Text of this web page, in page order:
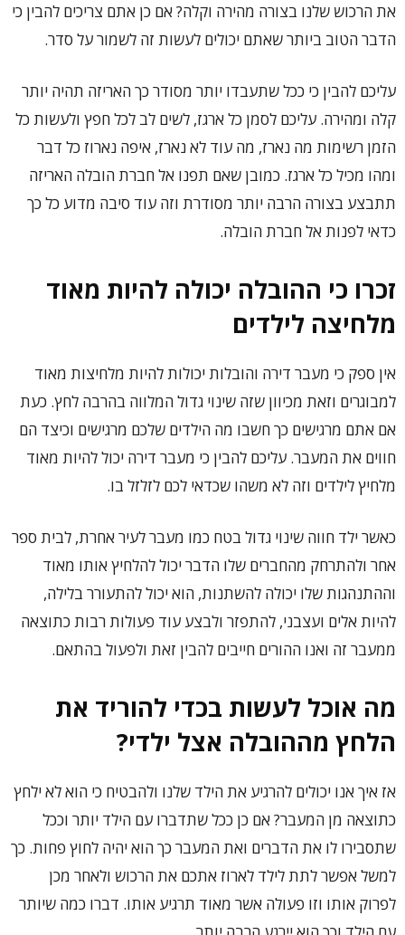
את הרכוש שלנו בצורה מהירה וקלה? אם כן אתם צריכים להבין כי
הדבר הטוב ביותר שאתם יכולים לעשות זה לשמור על סדר.
עליכם להבין כי ככל שתעבדו יותר מסודר כך האריזה תהיה יותר
קלה ומהירה. עליכם לסמן כל ארגז, לשים לב לכל חפץ ולעשות כל
הזמן רשימות מה נארז, מה עוד לא נארז, איפה נארוז כל דבר
ומהו מכיל כל ארגז. כמובן שאם תפנו אל חברת הובלה האריזה
תתבצע בצורה הרבה יותר מסודרת וזה עוד סיבה מדוע כל כך
כדאי לפנות אל חברת הובלה.
זכרו כי ההובלה יכולה להיות מאוד
מלחיצה לילדים
אין ספק כי מעבר דירה והובלות יכולות להיות מלחיצות מאוד
למבוגרים וזאת מכיוון שזה שינוי גדול המלווה בהרבה לחץ. כעת
אם אתם מרגישים כך חשבו מה הילדים שלכם מרגישים וכיצד הם
חווים את המעבר. עליכם להבין כי מעבר דירה יכול להיות מאוד
מלחיץ לילדים וזה לא משהו שכדאי לכם לזלזל בו.
כאשר ילד חווה שינוי גדול בטח כמו מעבר לעיר אחרת, לבית ספר
אחר ולהתרחק מהחברים שלו הדבר יכול להלחיץ אותו מאוד
וההתנהגות שלו יכולה להשתנות, הוא יכול להתעורר בלילה,
להיות אלים ועצבני, להתפזר ולבצע עוד פעולות רבות כתוצאה
ממעבר זה ואנו ההורים חייבים להבין זאת ולפעול בהתאם.
מה אוכל לעשות בכדי להוריד את
הלחץ מההובלה אצל ילדי?
אז איך אנו יכולים להרגיע את הילד שלנו ולהבטיח כי הוא לא ילחץ
כתוצאה מן המעבר? אם כן ככל שתדברו עם הילד יותר וככל
שתסבירו לו את הדברים ואת המעבר כך הוא יהיה לחוץ פחות. כך
למשל אפשר לתת לילד לארוז אתכם את הרכוש ולאחר מכן
לפרוק אותו וזו פעולה אשר מאוד תרגיע אותו. דברו כמה שיותר